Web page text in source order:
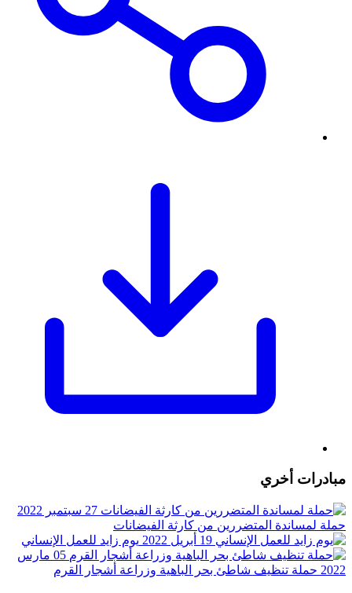
مبادرات أخري
27 سبتمبر 2022
حملة لمساندة المتضررين من كارثة الفيضانات
19 أبريل 2022
يوم زايد للعمل الإنساني
05 مارس
2022 حملة تنظيف شاطئ بحر الباهية وزراعة أشجار القرم